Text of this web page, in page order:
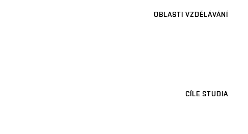
OBLASTI VZDĚLÁVÁNÍ
CÍLE STUDIA